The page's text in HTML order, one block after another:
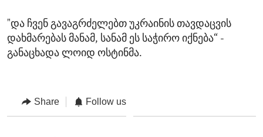
"და ჩვენ გავაგრძელებთ უკრაინის თავდაცვის
დახმარებას მანამ, სანამ ეს საჭირო იქნება“ -
განაცხადა ლოიდ ოსტინმა.
Share Follow us